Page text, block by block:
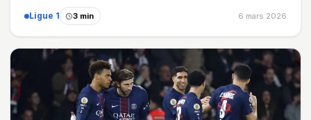
Ligue 1 3 min 6 mars 2026